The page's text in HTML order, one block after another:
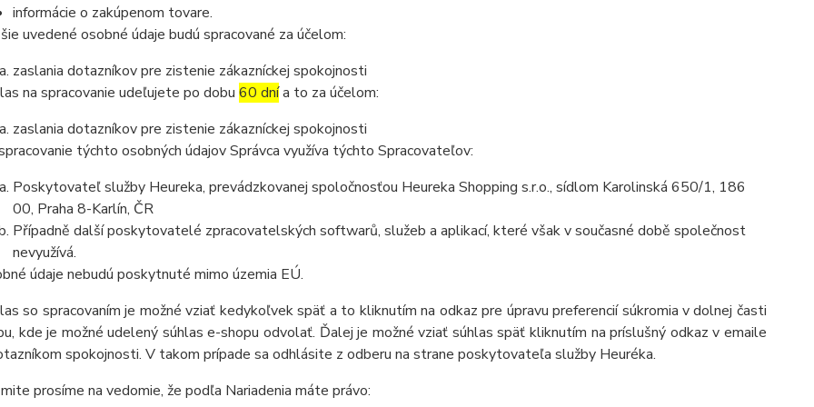
informácie o zakúpenom tovare.
uvedené osobné údaje budú spracované za účelom:
zaslania dotazníkov pre zistenie zákazníckej spokojnosti
na spracovanie udeľujete po dobu 60 dnía to za účelom:
zaslania dotazníkov pre zistenie zákazníckej spokojnosti
týchto osobných údajov Správca využíva týchto Spracovateľov:
Poskytovateľ služby Heureka, prevádzkovanej spoločnosťou Heureka Shopping s.r.o., sídlom Karolinská 650/1, 186
00, Praha 8-Karlín, ČR
Případně další poskytovatelé zpracovatelských softwarů, služeb a aplikací, které však v současné době společnost
nevyužívá.
údaje nebudú poskytnuté mimo územia EÚ.
so spracovaním je možné vziať kedykoľvek späť a to kliknutím na odkaz pre úpravu preferencií súkromia v dolnej časti
kde je možné udelený súhlas e-shopu odvolať. Ďalej je možné vziať súhlas späť kliknutím na príslušný odkaz v emaile
spokojnosti. V takom prípade sa odhlásite z odberu na strane poskytovateľa služby Heuréka.
prosíme na vedomie, že podľa Nariadenia máte právo: